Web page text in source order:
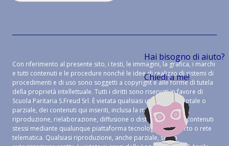
Hai bisogno di aiuto?
Chiedi a me!
Con riferimento al presente sito, i testi, le immagini, la grafica, i marchi
e tutti contenuti e le procedure nonché le idee di realizzo di sistemi di
procedimenti e di uso sono soggetti a copyright e alle forme di tutela
della proprietà intellettuale. Tutti i diritti sono riservati in favore di
Scuola Paritaria S.Freud Srl. È vietata qualsiasi utilizzazione, totale o
parziale, dei contenuti qui inseriti, inclusa la memorizzazione,
riproduzione, rielaborazione, diffusione o distribuzione dei contenuti
stessi mediante qualunque piattaforma tecnologica, supporto o rete
telematica. Qualsiasi riproduzione, anche parziale, senza